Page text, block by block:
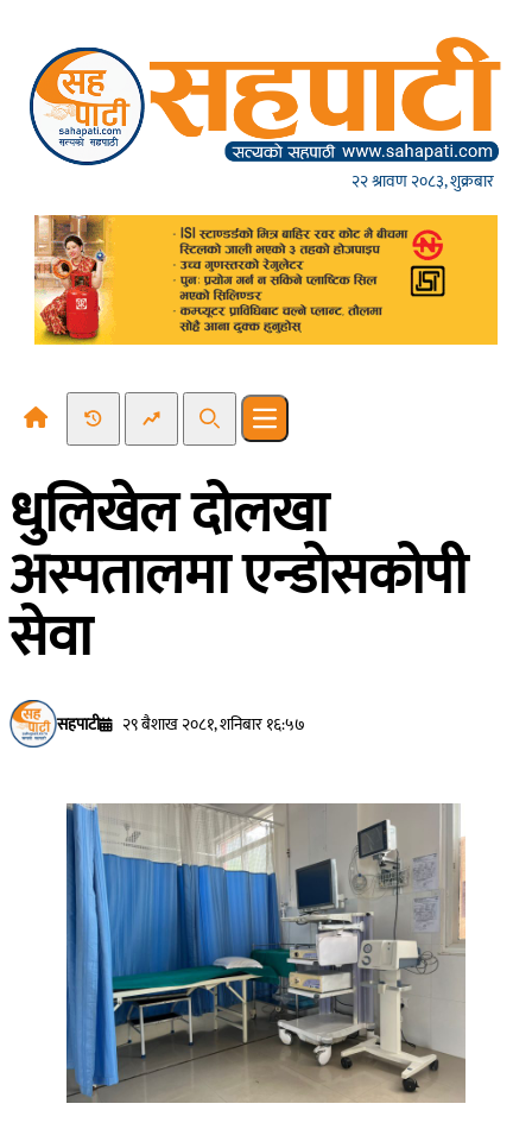
२२ श्रावण २०८३, शुक्रबार
Recent NewsTrending News
SearchOpen main menu
धुलिखेल दोलखा
अस्पतालमा एन्डोसकोपी
सेवा
सहपाटी २९ बैशाख २०८१, शनिबार १६:५७